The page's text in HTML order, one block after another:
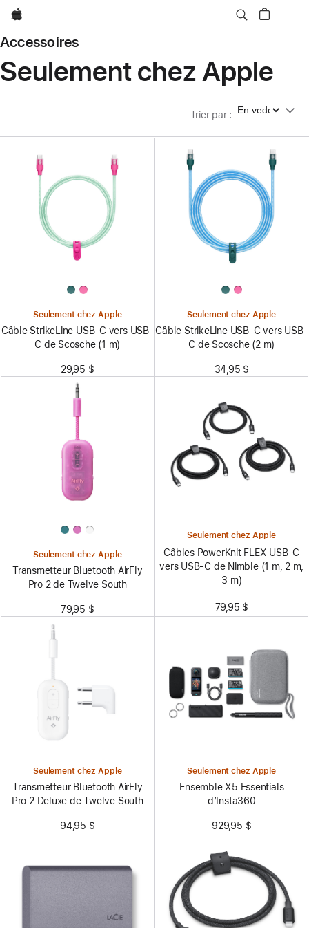
Apple
Accessoires
Seulement chez Apple
Trier par : Trier par
Seulement chez Apple
Câble StrikeLine USB-C vers USB-
C de Scosche (1 m)
29,95 $
Seulement chez Apple
Câble StrikeLine USB-C vers USB-
C de Scosche (2 m)
34,95 $
Seulement chez Apple
Transmetteur Bluetooth AirFly
Pro 2 de Twelve South
79,95 $
Seulement chez Apple
Câbles PowerKnit FLEX USB-C
vers USB-C de Nimble (1 m, 2 m,
3 m)
79,95 $
Seulement chez Apple
Transmetteur Bluetooth AirFly
Pro 2 Deluxe de Twelve South
94,95 $
Seulement chez Apple
Ensemble X5 Essentials
d’Insta360
929,95 $